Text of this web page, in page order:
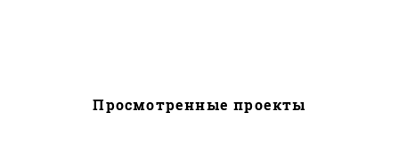
Просмотренные проекты